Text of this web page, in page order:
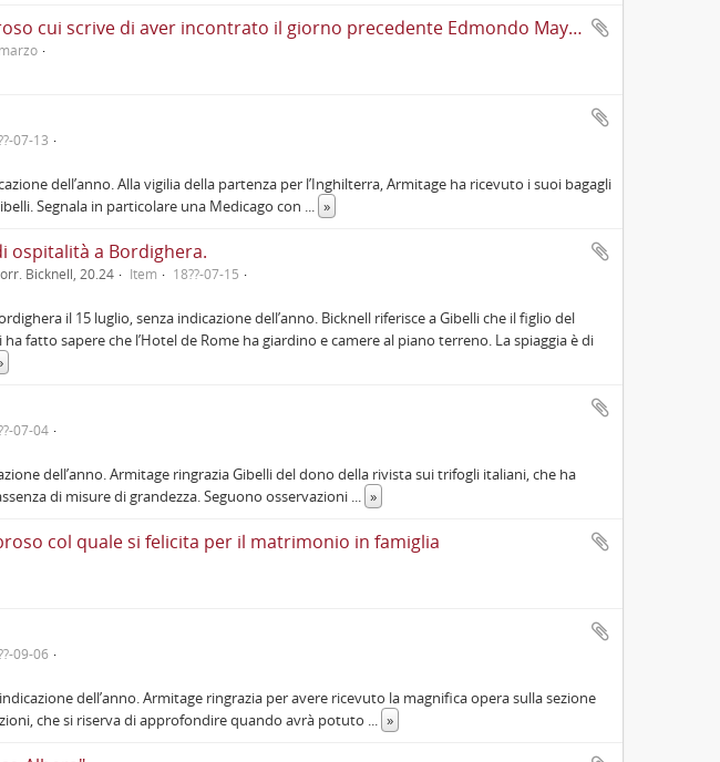
Lettera di Enrico Ferri a Cesare Lombroso cui scrive di aver incontrato il giorno precedente Edmondo Mayor Des Planches il quale spera che Francesco Crispi "prenda abbonamento a 10 Archivi", chiede se il prossimo numero dell'«Archivio di psichiatria» stia per uscire, gli invia manoscritti bibliografici e giudica come "insensatissima" l'idea di pubblicare l'«Archivio di psichiatria» a volume e non regolarmente. Lo informa di stare scrivendo la prolusione per Pisa da pubblicarsi sull'«Archivio giuridico» di Filippo Serafini ed una recensione di un libro per la rivista di Giuseppe Albini. Accenna al proprio atteggiamento contro Zanardelli, alla relazione che farà per Agostino Berenini nella seconda metà di marzo e al fatto che è certo di avere la cattedra a Pisa
07-13
dell’anno. Alla vigilia della partenza per l’Inghilterra, Armitage ha ricevuto i suoi bagagli
Segnala in particolare una Medicago con ... »
ospitalità a Bordighera.
Bicknell, 20.24 Item
18??-07-15
il 15 luglio, senza indicazione dell’anno. Bicknell riferisce a Gibelli che il figlio del
ha fatto sapere che l’Hotel de Rome ha giardino e camere al piano terreno. La spiaggia è di
07-04
dell’anno. Armitage ringrazia Gibelli del dono della rivista sui trifogli italiani, che ha
di misure di grandezza. Seguono osservazioni ... »
col quale si felicita per il matrimonio in famiglia
09-06
dell’anno. Armitage ringrazia per avere ricevuto la magnifica opera sulla sezione
che si riserva di approfondire quando avrà potuto ... »